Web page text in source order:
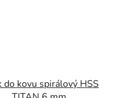
do kovu spirálový HSS